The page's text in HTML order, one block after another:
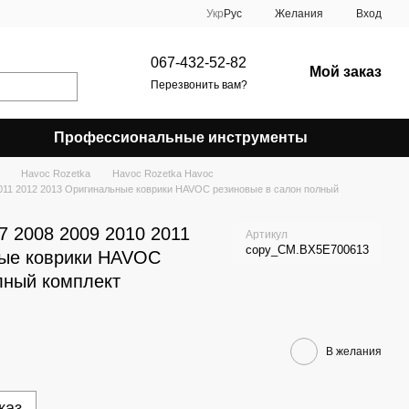
Укр Рус Желания Вход
067-432-52-82
Перезвонить вам?
Мой заказ
Профессиональные инструменты
Havoc Rozetka
Havoc Rozetka Havoc
2012 2013 Оригинальные коврики HAVOC резиновые в салон полный
2008 2009 2010 2011
коврики HAVOC
комплект
Артикул
copy_CM.BX5E700613
В желания